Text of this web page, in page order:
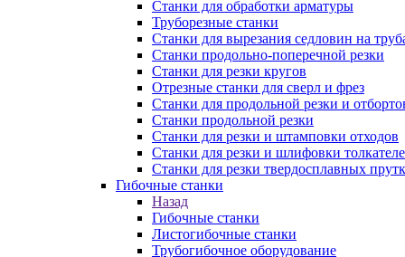
Станки для обработки арматуры
Труборезные станки
Станки для вырезания седловин на
Станки продольно-поперечной резки
Станки для резки кругов
Отрезные станки для сверл и фрез
Станки для продольной резки и
Станки продольной резки
Станки для резки и штамповки отходов
Станки для резки и шлифовки
Станки для резки твердосплавных
Гибочные станки
Назад
Гибочные станки
Листогибочные станки
Трубогибочное оборудование